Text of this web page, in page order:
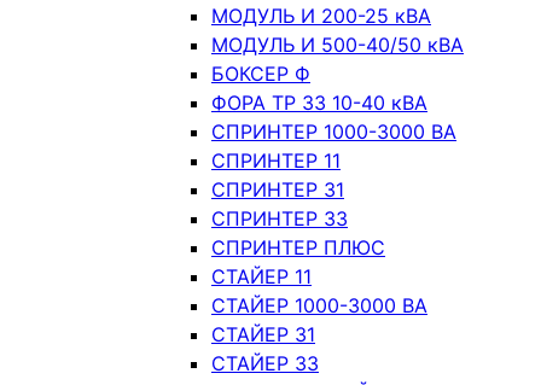
МОДУЛЬ И 200-25 кВА
МОДУЛЬ И 500-40/50 кВА
БОКСЕР Ф
ФОРА ТР 33 10-40 кВА
СПРИНТЕР 1000-3000 ВА
СПРИНТЕР 11
СПРИНТЕР 31
СПРИНТЕР 33
СПРИНТЕР ПЛЮС
СТАЙЕР 11
СТАЙЕР 1000-3000 ВА
СТАЙЕР 31
СТАЙЕР 33